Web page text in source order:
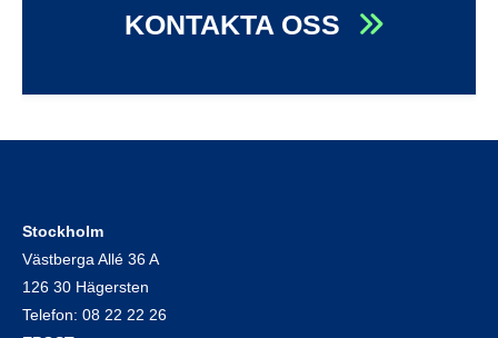
KONTAKTA OSS
Stockholm
Västberga Allé 36 A
126 30 Hägersten
Telefon: 08 22 22 26